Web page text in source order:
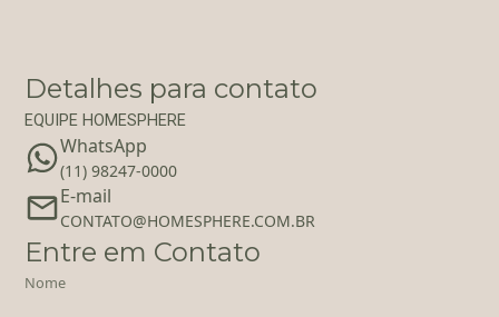
Detalhes para contato
EQUIPE HOMESPHERE
WhatsApp
(11) 98247-0000
E-mail
‪‬CONTATO@HOMESPHERE.COM.BR
Entre em Contato
Nome